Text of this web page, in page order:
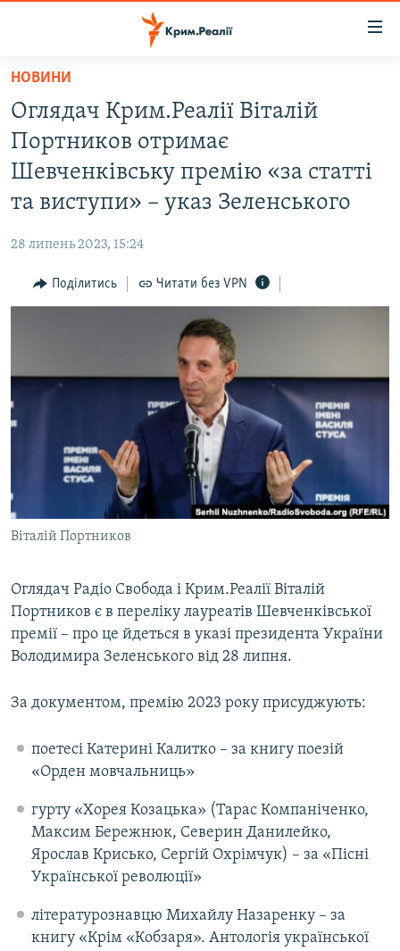
Перейти
основного
матеріалу
Перейти
до
основної
Перейти
пошуку
ВОДА.КРИМ
ВІДЕО ТА ФОТО
ІНТЕРВ'Ю
ДЕПОРТАЦІЯ
ВІДЕОУРОКИ «ELIFBE»
СВІДЧЕННЯ ОКУПАЦІЇ
УКРАЇНСЬКА ПРОБЛЕМА КРИМУ
ЯК ОБІЙТИ БЛОКУВАННЯ
Русский
Qırımtatar
ДОЛУЧАЙСЯ!
Усі сайти RFE/RL
НОВИНИ
Оглядач Крим.Реалії Віталій
Портников отримає
Шевченківську премію «за статті
та виступи» – указ Зеленського
28 липень 2023, 15:24
Поділитись Читати без VPN
Віталій Портников
Оглядач Радіо Свобода і Крим.Реалії Віталій
Портников є в переліку лауреатів Шевченківської
премії – про це йдеться в указі президента України
Володимира Зеленського від 28 липня.
За документом, премію 2023 року присуджують:
поетесі Катерині Калитко – за книгу поезій
«Орден мовчальниць»
гурту «Хорея Козацька» (Тарас Компаніченко,
Максим Бережнюк, Северин Данилейко,
Ярослав Крисько, Сергій Охрімчук) – за «Пісні
Української революції»
літературознавцю Михайлу Назаренку – за
книгу «Крім «Кобзаря». Антологія української